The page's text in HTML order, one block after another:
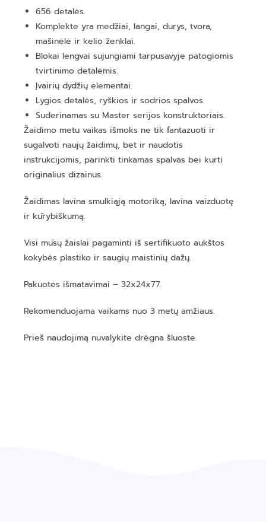
656 detalės.
Komplekte yra medžiai, langai, durys, tvora,
mašinėlė ir kelio ženklai.
Blokai lengvai sujungiami tarpusavyje patogiomis
tvirtinimo detalėmis.
Įvairių dydžių elementai.
Lygios detalės, ryškios ir sodrios spalvos.
Suderinamas su Master serijos konstruktoriais.
Žaidimo metu vaikas išmoks ne tik fantazuoti ir
sugalvoti naujų žaidimų, bet ir naudotis
instrukcijomis, parinkti tinkamas spalvas bei kurti
originalius dizainus.
Žaidimas lavina smulkiąją motoriką, lavina vaizduotę
ir kūrybiškumą.
Visi mūsų žaislai pagaminti iš sertifikuoto aukštos
kokybės plastiko ir saugių maistinių dažų.
Pakuotės išmatavimai – 32x24x77.
Rekomenduojama vaikams nuo 3 metų amžiaus.
Prieš naudojimą nuvalykite drėgna šluoste.